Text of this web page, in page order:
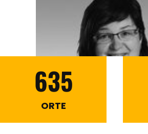
635
ORTE